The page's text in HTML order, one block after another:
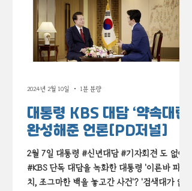
대통령 KBS 대담 ‘약속대련’
완성해준 언론[PD저널]
2월 7일 대통령 #신년대담 #기자회견 도 없이
#KBS 단독 대담을 녹화한 대통령 '이른바 파우
치, 조그마한 백을 놓고간 사건'? '검색대가 없고
2024년 2월 10일 1분 분량